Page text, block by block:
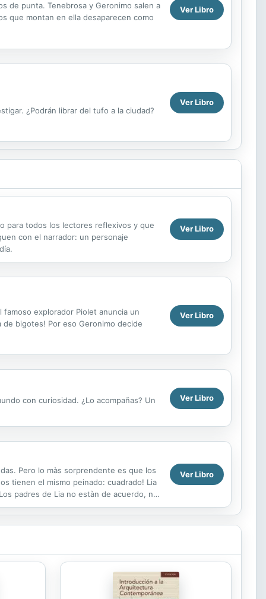
de punta. Tenebrosa y Geronimo salen a
que montan en ella desaparecen como
Ver Libro
¿Podrán librar del tufo a la ciudad?
Ver Libro
para todos los lectores reflexivos y que
con el narrador: un personaje
Ver Libro
explorador Piolet anuncia un
de bigotes! Por eso Geronimo decide
Ver Libro
con curiosidad. ¿Lo acompañas? Un Ver Libro
Pero lo màs sorprendente es que los
tienen el mismo peinado: cuadrado! Lia
padres de Lia no estàn de acuerdo, no
Ver Libro